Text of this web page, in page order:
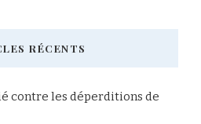
RÉCENTS
contre les déperditions de